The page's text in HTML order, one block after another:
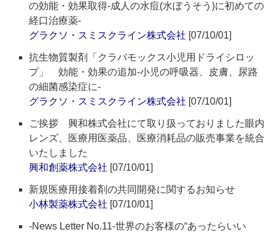
の効能・効果取得-成人の水痘(水ぼうそう)に初めての
経口治療薬-
グラクソ・スミスクライン株式会社 [07/10/01]
抗生物質製剤「クラバモックス小児用ドライシロッ
プ」 効能・効果の追加-小児の呼吸器、皮膚、尿路
の細菌感染症に-
グラクソ・スミスクライン株式会社 [07/10/01]
ご挨拶 興和株式会社にて取り扱っておりました眼内
レンズ、医療用医薬品、医療消耗品の販売事業を統合
いたしました
興和創薬株式会社 [07/10/01]
新規医療用接着剤の共同開発に関するお知らせ
小林製薬株式会社 [07/10/01]
-News Letter No.11-世界のお客様の“あったらいい